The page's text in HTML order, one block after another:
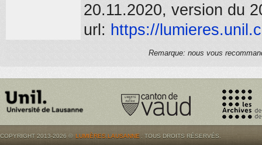
20.11.2020, version du
url: https://
Remarque: nous vous
COPYRIGHT 2013-2026 © LUMIÈRES.LAUSANNE . TOUS DROITS RÉSERVÉS.